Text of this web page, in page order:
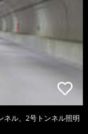
ネル、2号トンネル照明